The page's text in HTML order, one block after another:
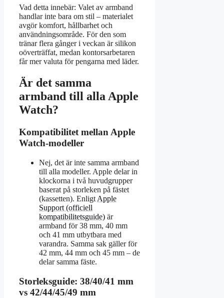
Vad detta innebär: Valet av armband
handlar inte bara om stil – materialet
avgör komfort, hållbarhet och
användningsområde. För den som
tränar flera gånger i veckan är silikon
oöverträffat, medan kontorsarbetaren
får mer valuta för pengarna med läder.
Är det samma
armband till alla Apple
Watch?
Kompatibilitet mellan Apple
Watch-modeller
Nej, det är inte samma armband
till alla modeller. Apple delar in
klockorna i två huvudgrupper
baserat på storleken på fästet
(kassetten). Enligt Apple
Support (officiell
kompatibilitetsguide) är
armband för 38 mm, 40 mm
och 41 mm utbytbara med
varandra. Samma sak gäller för
42 mm, 44 mm och 45 mm – de
delar samma fäste.
Storleksguide: 38/40/41 mm
vs 42/44/45/49 mm